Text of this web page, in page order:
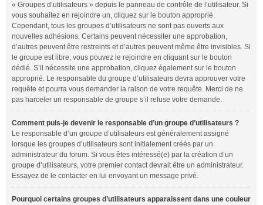
« Groupes d’utilisateurs » depuis le panneau de contrôle de l’utilisateur. Si
vous souhaitez en rejoindre un, cliquez sur le bouton approprié.
Cependant, tous les groupes d’utilisateurs ne sont pas ouverts aux
nouvelles adhésions. Certains peuvent nécessiter une approbation,
d’autres peuvent être restreints et d’autres peuvent même être invisibles. Si
le groupe est libre, vous pouvez le rejoindre en cliquant sur le bouton
dédié. S’il nécessite une approbation, cliquez également sur le bouton
approprié. Le responsable du groupe d’utilisateurs devra approuver votre
requête et pourra vous demander la raison de votre requête. Merci de ne
pas harceler un responsable de groupe s’il refuse votre demande.
Comment puis-je devenir le responsable d’un groupe d’utilisateurs ?
Le responsable d’un groupe d’utilisateurs est généralement assigné
lorsque les groupes d’utilisateurs sont initialement créés par un
administrateur du forum. Si vous êtes intéressé(e) par la création d’un
groupe d’utilisateurs, votre premier contact devrait être un administrateur.
Essayez de le contacter en lui envoyant un message privé.
Pourquoi certains groupes d’utilisateurs apparaissent dans une couleur